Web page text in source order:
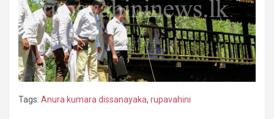
Tags: Anura kumara dissanayaka, rupavahini